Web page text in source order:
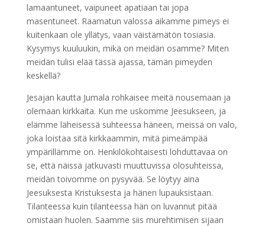
lamaantuneet, vaipuneet apatiaan tai jopa
masentuneet. Raamatun valossa aikamme pimeys ei
kuitenkaan ole yllätys, vaan väistämätön tosiasia.
Kysymys kuuluukin, mikä on meidän osamme? Miten
meidän tulisi elää tässä ajassa, tämän pimeyden
keskellä?
Jesajan kautta Jumala rohkaisee meitä nousemaan ja
olemaan kirkkaita. Kun me uskomme Jeesukseen, ja
elämme läheisessä suhteessa häneen, meissä on valo,
joka loistaa sitä kirkkaammin, mitä pimeämpää
ympärillämme on. Henkilökohtaisesti lohduttavaa on
se, että näissä jatkuvasti muuttuvissa olosuhteissa,
meidän toivomme on pysyvää. Se löytyy aina
Jeesuksesta Kristuksesta ja hänen lupauksistaan.
Tilanteessa kuin tilanteessa hän on luvannut pitää
omistaan huolen. Saamme siis murehtimisen sijaan